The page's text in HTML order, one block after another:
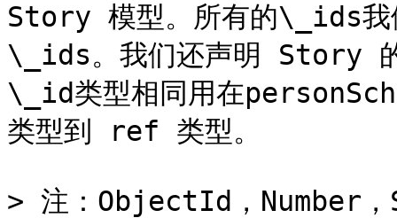
Story 模型。所有的\_ids我
\_ids。我们还声明 Story
\_id类型相同用在
类型到 ref 类型。
> 注：ObjectId，Number